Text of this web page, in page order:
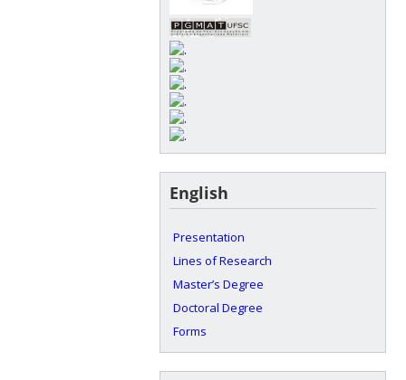
English
Presentation
Lines of Research
Master’s Degree
Doctoral Degree
Forms